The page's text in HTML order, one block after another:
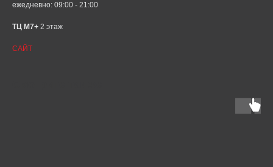
ежедневно: 09:00 - 21:00
ТЦ М7+ 2 этаж
САЙТ